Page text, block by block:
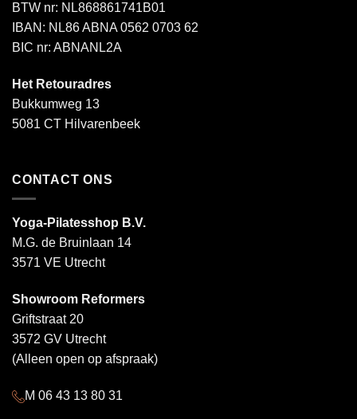
BTW nr: NL868861741B01
IBAN: NL86 ABNA 0562 0703 62
BIC nr: ABNANL2A
Het Retouradres
Bukkumweg 13
5081 CT Hilvarenbeek
CONTACT ONS
Yoga-Pilatesshop B.V.
M.G. de Bruinlaan 14
3571 VE Utrecht
Showroom Reformers
Griftstraat 20
3572 GV Utrecht
(Alleen open op afspraak)
M 06 43 13 80 31